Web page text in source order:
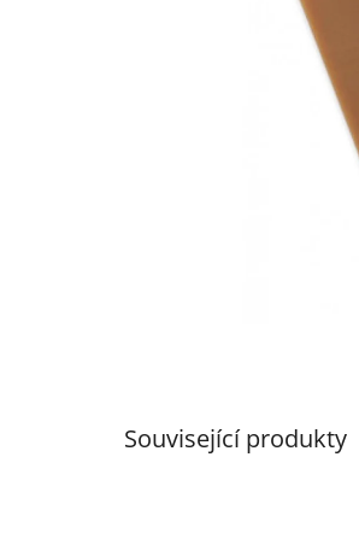
Související produkty